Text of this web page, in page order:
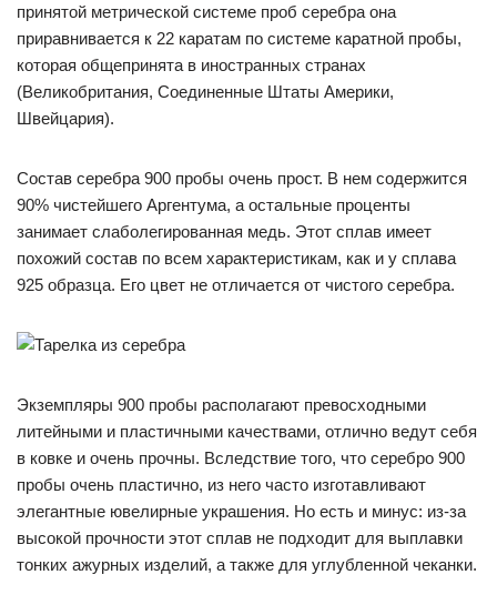
принятой метрической системе проб серебра она
приравнивается к 22 каратам по системе каратной пробы,
которая общепринята в иностранных странах
(Великобритания, Соединенные Штаты Америки,
Швейцария).
Состав серебра 900 пробы очень прост. В нем содержится
90% чистейшего Аргентума, а остальные проценты
занимает слаболегированная медь. Этот сплав имеет
похожий состав по всем характеристикам, как и у сплава
925 образца. Его цвет не отличается от чистого серебра.
Экземпляры 900 пробы располагают превосходными
литейными и пластичными качествами, отлично ведут себя
в ковке и очень прочны. Вследствие того, что серебро 900
пробы очень пластично, из него часто изготавливают
элегантные ювелирные украшения. Но есть и минус: из-за
высокой прочности этот сплав не подходит для выплавки
тонких ажурных изделий, а также для углубленной чеканки.